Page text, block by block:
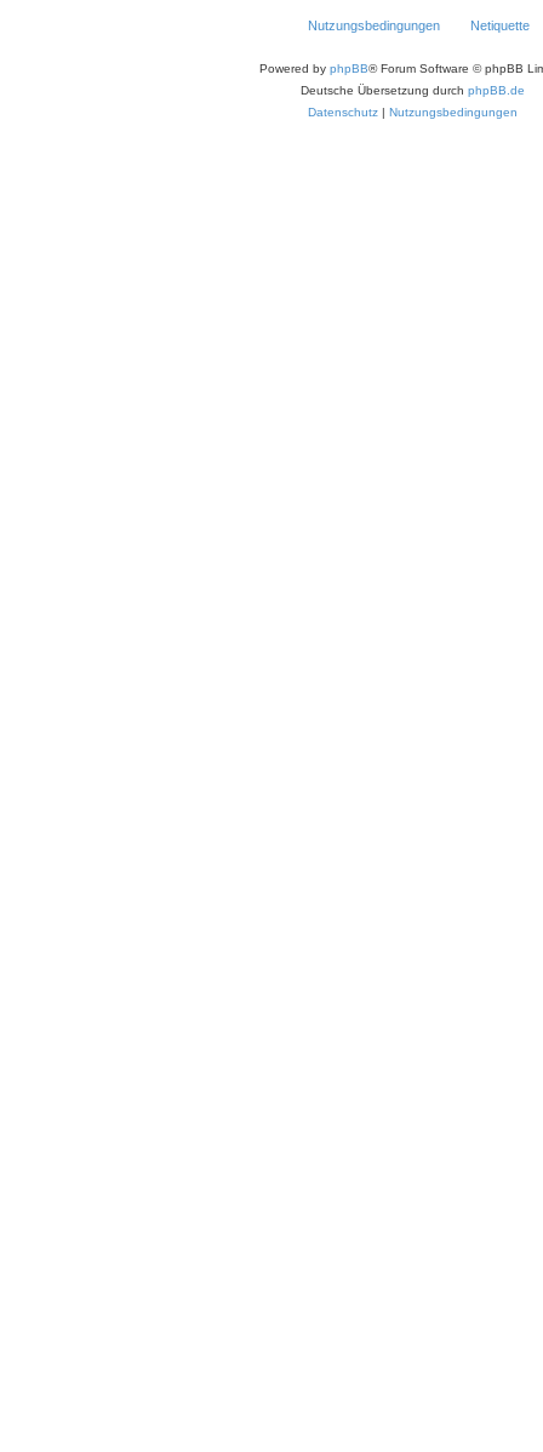
Netiquette
Nutzungsbedingungen
Powered by phpBB® Forum Software © phpBB
Deutsche Übersetzung durch phpBB.de
Datenschutz | Nutzungsbedingungen